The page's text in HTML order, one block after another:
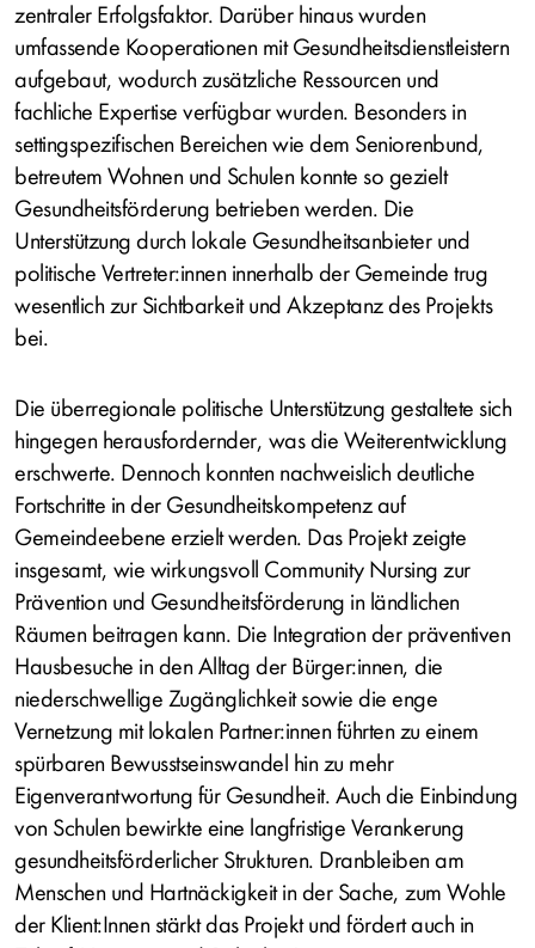
zentraler Erfolgsfaktor. Darüber hinaus wurden
umfassende Kooperationen mit Gesundheitsdienstleistern
aufgebaut, wodurch zusätzliche Ressourcen und
fachliche Expertise verfügbar wurden. Besonders in
settingspezifischen Bereichen wie dem Seniorenbund,
betreutem Wohnen und Schulen konnte so gezielt
Gesundheitsförderung betrieben werden. Die
Unterstützung durch lokale Gesundheitsanbieter und
politische Vertreter:innen innerhalb der Gemeinde trug
wesentlich zur Sichtbarkeit und Akzeptanz des Projekts
bei.
Die überregionale politische Unterstützung gestaltete sich
hingegen herausfordernder, was die Weiterentwicklung
erschwerte. Dennoch konnten nachweislich deutliche
Fortschritte in der Gesundheitskompetenz auf
Gemeindeebene erzielt werden. Das Projekt zeigte
insgesamt, wie wirkungsvoll Community Nursing zur
Prävention und Gesundheitsförderung in ländlichen
Räumen beitragen kann. Die Integration der präventiven
Hausbesuche in den Alltag der Bürger:innen, die
niederschwellige Zugänglichkeit sowie die enge
Vernetzung mit lokalen Partner:innen führten zu einem
spürbaren Bewusstseinswandel hin zu mehr
Eigenverantwortung für Gesundheit. Auch die Einbindung
von Schulen bewirkte eine langfristige Verankerung
gesundheitsförderlicher Strukturen. Dranbleiben am
Menschen und Hartnäckigkeit in der Sache, zum Wohle
der Klient:Innen stärkt das Projekt und fördert auch in